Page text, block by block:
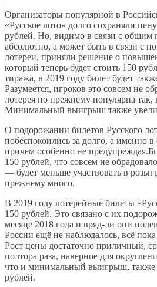
Организаторы популярной в
«Русское лото» долго сохраняли
рублей. Но, видимо в связи с общим
абсолютно, а может быть в связи с
лотереи, приняли решение о
который теперь будет стоить 150
тиража, в 2019 году билет будет
Разумеется, игроков это совсем не
лотерея по прежнему популярна так,
Минимальный выигрыш также
О подорожании билетов Русского
побеспокоились за долго, а именно в
причём особенно не
150 рублей, что совсем не
— будет меньше участвовать в
прежнему много.
В 2019 году лотерейные билеты
150 рублей. Это связано с их
месяце 2018 года и вряд-ли они
России ещё не наблюдалось, всё пока
Рост цены достаточно приличный,
полтора раза, наверное для
что и минимальный выигрыш, также
рублей.